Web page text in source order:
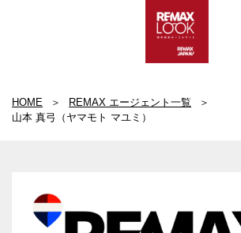
HOME
REMAX エージェント一覧
山本 真弓（ヤマモト マユミ）